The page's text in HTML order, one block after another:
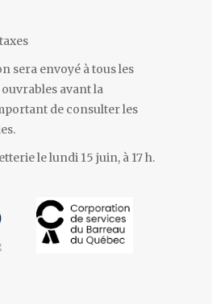
sera envoyé à tous les
avant la
de consulter les
le lundi 15 juin, à 17 h.